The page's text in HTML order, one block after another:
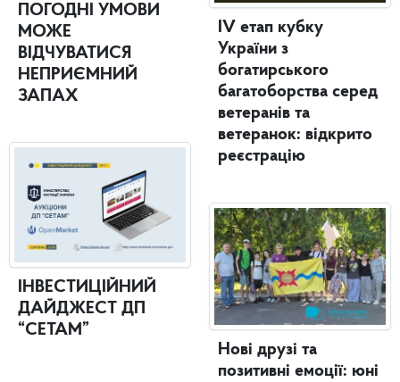
ПОГОДНІ УМОВИ
МОЖЕ
ВІДЧУВАТИСЯ
НЕПРИЄМНИЙ
ЗАПАХ
ІНВЕСТИЦІЙНИЙ
ДАЙДЖЕСТ ДП
“СЕТАМ”
IV етап кубку
України з
богатирського
багатоборства серед
ветеранів та
ветеранок: відкрито
реєстрацію
Нові друзі та
позитивні емоції: юні